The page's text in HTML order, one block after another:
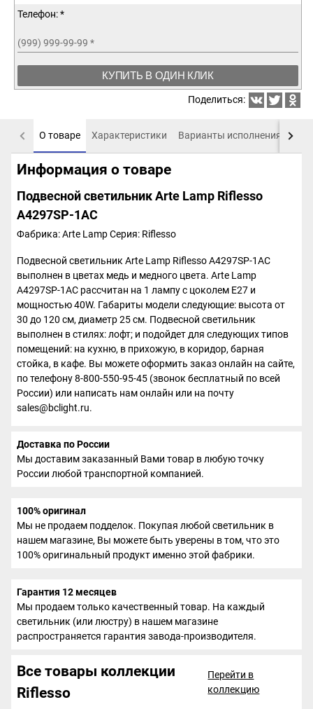
Телефон: *
(999) 999-99-99 *
КУПИТЬ В ОДИН КЛИК
Поделиться:
О товаре Характеристики Варианты исполнения
Информация о товаре
Подвесной светильник Arte Lamp Riflesso
A4297SP-1AC
Фабрика: Arte LampСерия: Riflesso
Подвесной светильник Arte Lamp Riflesso A4297SP-1AC
выполнен в цветах медь и медного цвета. Arte Lamp
A4297SP-1AC рассчитан на 1 лампу с цоколем E27 и
мощностью 40W. Габариты модели следующие: высота от
30 до 120 см, диаметр 25 см. Подвесной светильник
выполнен в стилях: лофт; и подойдет для следующих типов
помещений: на кухню, в прихожую, в коридор, барная
стойка, в кафе. Вы можете оформить заказ онлайн на сайте,
по телефону 8-800-550-95-45 (звонок бесплатный по всей
России) или написать нам онлайн или на почту
sales@bclight.ru.
Доставка по России
Мы доставим заказанный Вами товар в любую точку
России любой транспортной компанией.
100% оригинал
Мы не продаем подделок. Покупая любой светильник в
нашем магазине, Вы можете быть уверены в том, что это
100% оригинальный продукт именно этой фабрики.
Гарантия 12 месяцев
Мы продаем только качественный товар. На каждый
светильник (или люстру) в нашем магазине
распространяется гарантия завода-производителя.
Все товары коллекции
Riflesso
Перейти в
коллекцию